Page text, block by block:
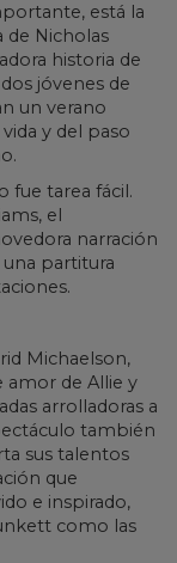
está la
de Nicholas
historia de
jóvenes de
un verano
y del paso
fue tarea fácil.
el
narración
partitura
Michaelson,
amor de Allie y
arrolladoras a
también
sus talentos
que
e inspirado,
como las